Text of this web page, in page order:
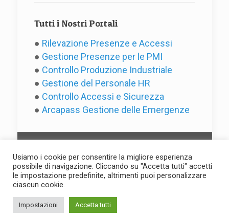
Tutti i Nostri Portali
● Rilevazione Presenze e Accessi
● Gestione Presenze per le PMI
● Controllo Produzione Industriale
● Gestione del Personale HR
● Controllo Accessi e Sicurezza
● Arcapass Gestione delle Emergenze
(C) 2025 by Evotre s.r.l. - P.IVA
Usiamo i cookie per consentire la migliore esperienza
possibile di navigazione. Cliccando su "Accetta tutti" accetti
le impostazione predefinite, altrimenti puoi personalizzare
ciascun cookie.
Impostazioni Accetta tutti